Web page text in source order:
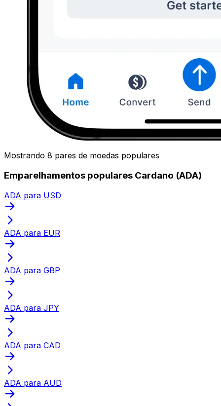
Mostrando 8 pares de moedas populares
Emparelhamentos populares Cardano (ADA)
ADA para USD
ADA para EUR
ADA para GBP
ADA para JPY
ADA para CAD
ADA para AUD